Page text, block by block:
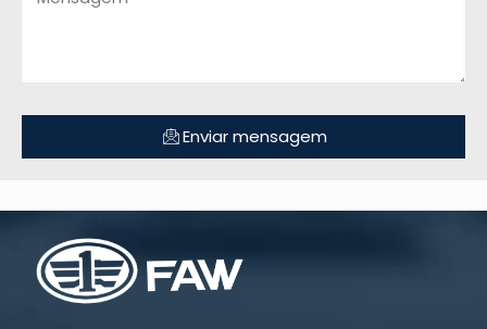
Enviar mensagem